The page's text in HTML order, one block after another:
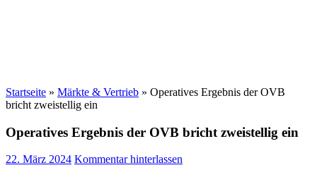
Startseite » Märkte & Vertrieb » Operatives Ergebnis der OVB
bricht zweistellig ein
Operatives Ergebnis der OVB bricht zweistellig ein
22. März 2024 Kommentar hinterlassen